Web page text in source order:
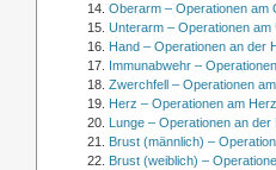
Oberarm – Operationen am
Unterarm – Operationen am
Hand – Operationen an der
Immunabwehr –
Zwerchfell – Operationen
Herz – Operationen am Herz
Lunge – Operationen an der
Brust (männlich) –
Brust (weiblich) –